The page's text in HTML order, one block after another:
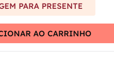
PARA PRESENTE
AO CARRINHO